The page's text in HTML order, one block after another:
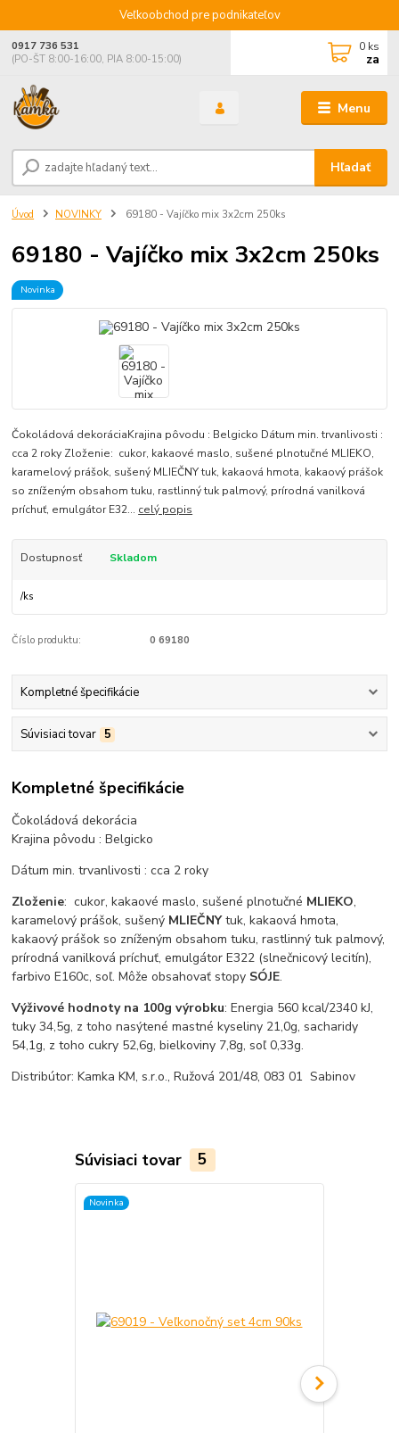
Veľkoobchod pre podnikateľov
Menu
Hľadať
0917 736 531
(PO-ŠT 8:00-16:00, PIA 8:00-15:00)
0 ks
za
Úvod NOVINKY 69180 - Vajíčko mix 3x2cm 250ks
69180 - Vajíčko mix 3x2cm 250ks
Novinka
Čokoládová dekoráciaKrajina pôvodu : Belgicko Dátum min. trvanlivosti :
cca 2 roky Zloženie: cukor, kakaové maslo, sušené plnotučné MLIEKO,
karamelový prášok, sušený MLIEČNY tuk, kakaová hmota, kakaový prášok
so zníženým obsahom tuku, rastlinný tuk palmový, prírodná vanilková
príchuť, emulgátor E32... celý popis
Dostupnosť Skladom
/ks
Číslo produktu: 0 69180
Kompletné špecifikácie
Súvisiaci tovar 5
Kompletné špecifikácie
Čokoládová dekorácia
Krajina pôvodu : Belgicko
Dátum min. trvanlivosti : cca 2 roky
Zloženie: cukor, kakaové maslo, sušené plnotučné MLIEKO,
karamelový prášok, sušený MLIEČNYtuk, kakaová hmota,
kakaový prášok so zníženým obsahom tuku, rastlinný tuk palmový,
prírodná vanilková príchuť, emulgátor E322 (slnečnicový lecitín),
farbivo E160c, soľ. Môže obsahovať stopy SÓJE.
Výživové hodnoty na 100g výrobku: Energia 560 kcal/2340 kJ,
tuky 34,5g, z toho nasýtené mastné kyseliny 21,0g, sacharidy
54,1g, z toho cukry 52,6g, bielkoviny 7,8g, soľ 0,33g.
Distribútor: Kamka KM, s.r.o., Ružová 201/48, 083 01 Sabinov
Súvisiaci tovar 5
Novinka